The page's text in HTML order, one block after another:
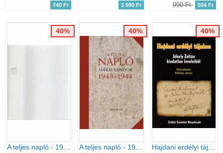
740 Ft 3 990 Ft 990 Ft 594 Ft
A teljes napló - 1952-53
40%
A teljes napló - 1943-1944
40%
Hajdani erdélyi tájakon - Jékely Zoltán kiadatlan leveleiből
40%